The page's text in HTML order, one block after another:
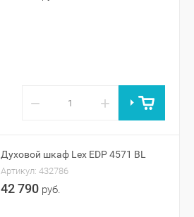
− +
Духовой шкаф Lex EDP 4571 BL
Артикул: 432786
42 790 руб.